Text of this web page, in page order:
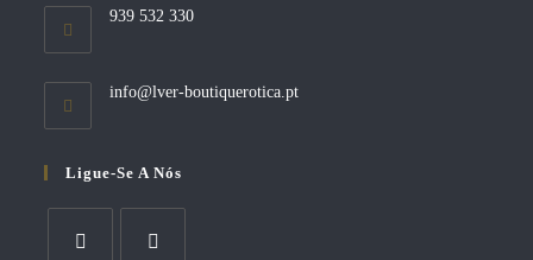
939 532 330
info@lver-boutiquerotica.ptOpens
Ligue-Se A Nós